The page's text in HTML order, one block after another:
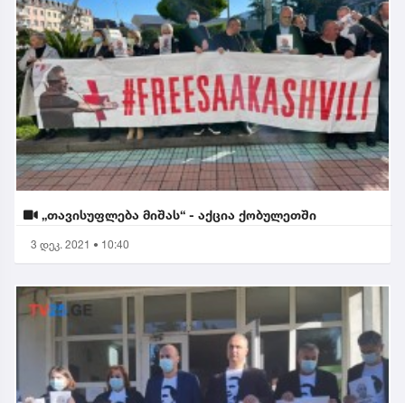
„თავისუფლება მიშას“ - აქცია ქობულეთში
3 დეკ. 2021 • 10:40